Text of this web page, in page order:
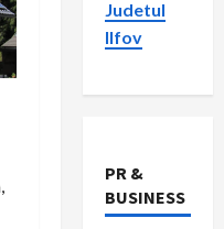
Judetul
Ilfov
PR &
BUSINESS